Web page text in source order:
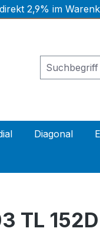
2,9% im
Diagonal
TL 152D